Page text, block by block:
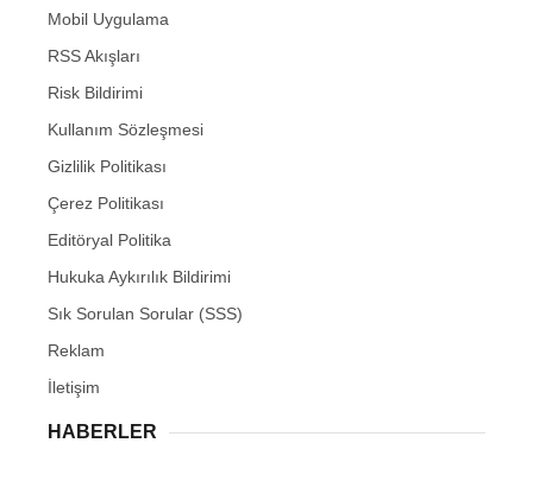
Mobil Uygulama
RSS Akışları
Risk Bildirimi
Kullanım Sözleşmesi
Gizlilik Politikası
Çerez Politikası
Editöryal Politika
Hukuka Aykırılık Bildirimi
Sık Sorulan Sorular (SSS)
Reklam
İletişim
HABERLER